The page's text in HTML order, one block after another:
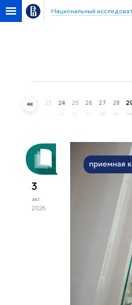
Национальный
22 23 24 25
чт
26
пт
27
сб
28
вс пн
3
авг
2026